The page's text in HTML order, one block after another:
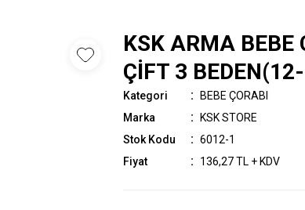
KSK ARMA BEBE
ÇİFT 3
Kategori
BEBE ÇORABI
Marka
KSK STORE
Stok Kodu
6012-1
Fiyat
136,27 TL + KDV